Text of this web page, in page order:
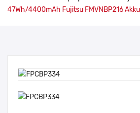
47Wh/4400mAh Fujitsu FMVNBP216 Akku